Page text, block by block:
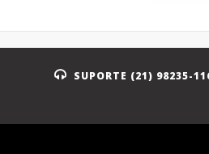
SUPORTE (21) 98235-